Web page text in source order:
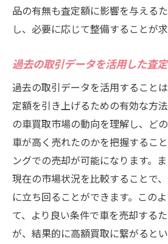
品の有無も査定額に影響を与える
し、必要に応じて整備することが求
過去の取引データを活用した査
過去の取引データを活用すること
定額を引き上げるための有効な方
の車買取市場の動向を理解し、ど
車が高く売れたのかを把握するこ
ングでの売却が可能になります。
現在の市場状況を比較することで
に立ち回ることができます。この
て、より良い条件で車を売却する
が、結果的に高額買取に繋がるとい